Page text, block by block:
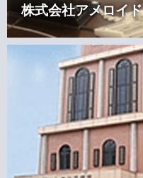
株式会社アメロイド